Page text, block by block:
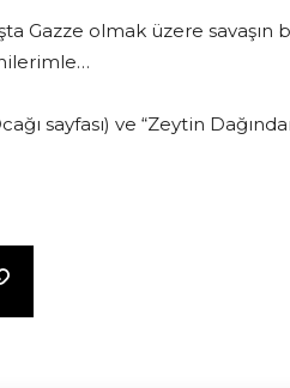
Gazze olmak üzere
sayfası) ve “Zeytin